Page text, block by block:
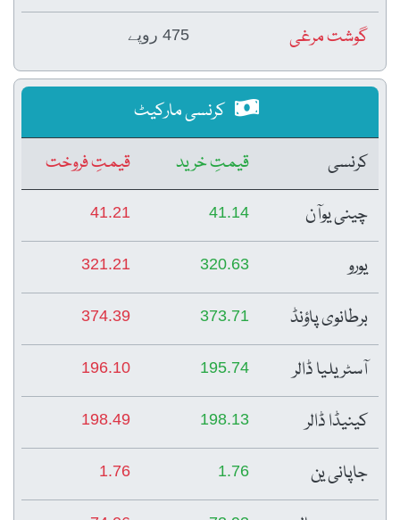
گوشت مرغی 475 روپے
کرنسی مارکیٹ
کرنسی
قیمتِ خرید
قیمتِ فروخت
چینی یوآن
41.14
41.21
یورو 320.63
321.21
برطانوی پاؤنڈ 373.71
374.39
آسٹریلیا ڈالر 195.74
196.10
کینیڈا ڈالر 198.13
198.49
جاپانی ین 1.76
1.76